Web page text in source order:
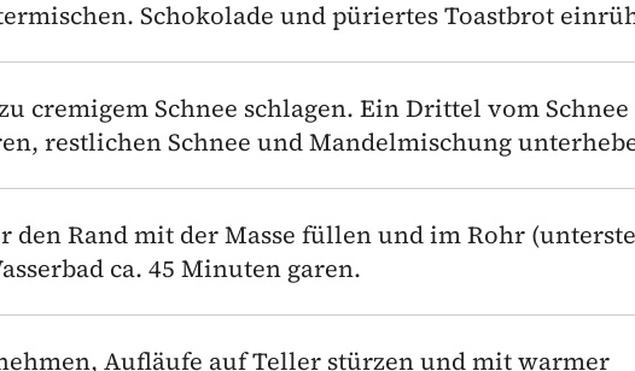
Schokolade und püriertes Toastbrot
cremigem Schnee schlagen. Ein Drittel vom
restlichen Schnee und Mandelmischung
den Rand mit der Masse füllen und im Rohr (unterste
ca. 45 Minuten garen.
Aufläufe auf Teller stürzen und mit warmer